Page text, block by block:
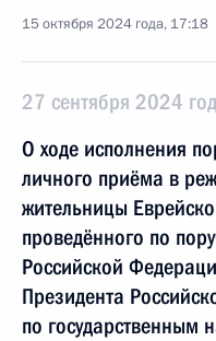
15 октября 2024 года, 17:18
27 сентября 2024
О ходе исполнения
личного приёма в
жительницы
проведённого по
Российской
Президента
по государственным